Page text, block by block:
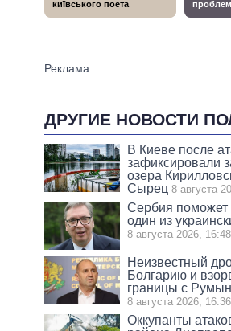
ДРУГИЕ НОВОСТИ
В Киеве после
зафиксировали
озера
Сырец 8 августа
Сербия поможет
один из
8 августа 2026, 16:48
Неизвестный
Болгарию и
границы с
8 августа 2026, 16:36
Оккупанты